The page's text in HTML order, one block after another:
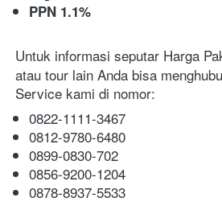
PPN 1.1%
Untuk informasi seputar Harga
atau tour lain Anda bisa
Service kami di nomor:
0822-1111-3467
0812-9780-6480
0899-0830-702
0856-9200-1204
0878-8937-5533